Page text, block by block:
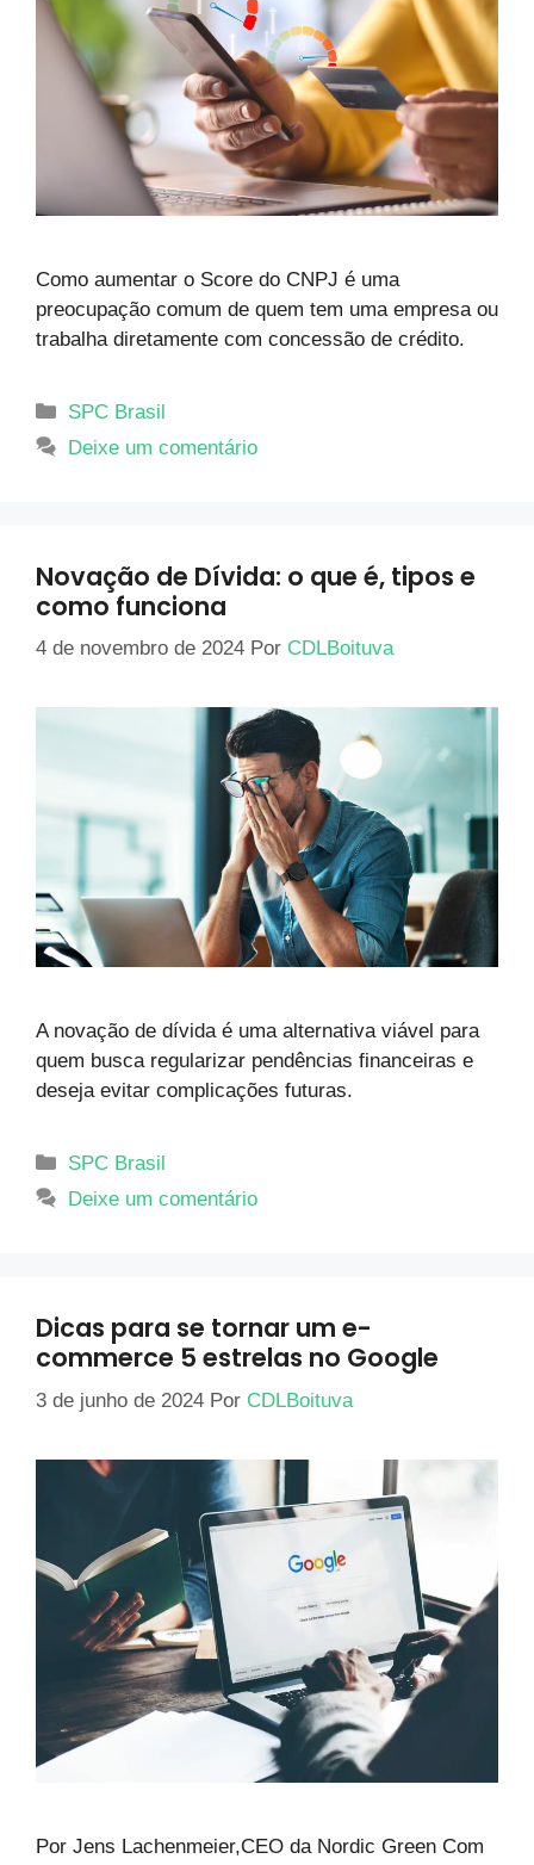
Como aumentar o Score do CNPJ é uma
preocupação comum de quem tem uma empresa ou
trabalha diretamente com concessão de crédito.
SPC Brasil
Deixe um comentário
Novação de Dívida: o que é, tipos e
como funciona
4 de novembro de 2024 Por CDLBoituva
A novação de dívida é uma alternativa viável para
quem busca regularizar pendências financeiras e
deseja evitar complicações futuras.
SPC Brasil
Deixe um comentário
Dicas para se tornar um e-
commerce 5 estrelas no Google
3 de junho de 2024 Por CDLBoituva
Por Jens Lachenmeier,CEO da Nordic Green Com